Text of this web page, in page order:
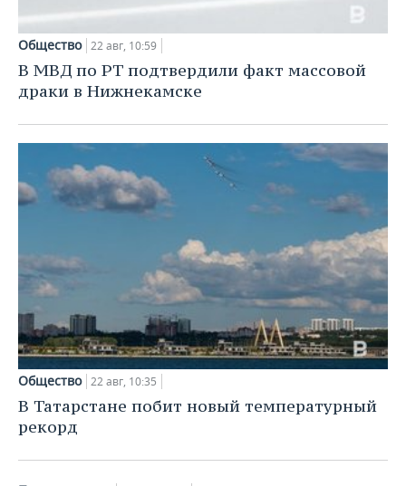
Общество 22 авг, 10:59
В МВД по РТ подтвердили факт массовой
драки в Нижнекамске
Общество 22 авг, 10:35
В Татарстане побит новый температурный
рекорд